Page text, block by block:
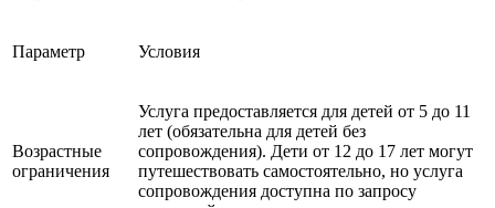
Параметр Условия
Возрастные
ограничения
Услуга предоставляется для детей от 5 до 11
лет (обязательна для детей без
сопровождения). Дети от 12 до 17 лет могут
путешествовать самостоятельно, но услуга
сопровождения доступна по запросу